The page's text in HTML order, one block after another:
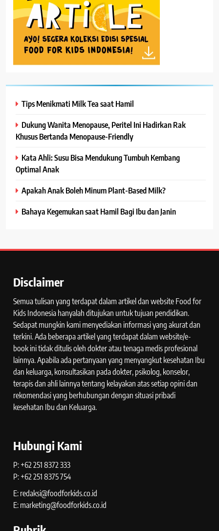
Tips Menikmati Milk Tea saat Hamil
Dukung Wanita Menopause, Peritel Ini Hadirkan Rak
Khusus Bertanda Menopause-Friendly
Kata Ahli: Susu Bisa Mendukung Tumbuh Kembang
Optimal Anak
Apakah Anak Boleh Minum Plant-Based Milk?
Bahaya Kegemukan saat Hamil Bagi Ibu dan Janin
Disclaimer
Semua tulisan yang terdapat dalam artikel dan website Food for
Kids Indonesia hanyalah ditujukan untuk tujuan pendidikan.
Sedapat mungkin kami menyediakan informasi yang akurat dan
terkini. Ada beberapa artikel yang terdapat dalam website/e-
book ini tidak ditulis oleh dokter atau tenaga medis profesional
lainnya. Apabila ada pertanyaan yang menyangkut kesehatan Ibu
dan keluarga, konsultasikan pada dokter, psikolog, konselor,
terapis dan ahli lainnya tentang kelayakan atas setiap opini dan
rekomendasi yang berhubungan dengan situasi pribadi
kesehatan Ibu dan Keluarga.
Hubungi Kami
P: +62 251 8372 333
P: +62 251 8375 754
E: redaksi@foodforkids.co.id
E: marketing@foodforkids.co.id